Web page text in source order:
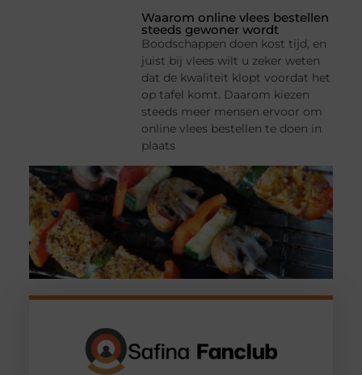
Waarom online vlees bestellen
steeds gewoner wordt
Boodschappen doen kost tijd, en
juist bij vlees wilt u zeker weten
dat de kwaliteit klopt voordat het
op tafel komt. Daarom kiezen
steeds meer mensen ervoor om
online vlees bestellen te doen in
plaats